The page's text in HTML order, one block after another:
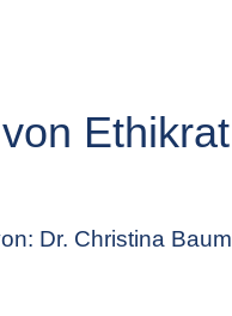
Dr. Christina Baum